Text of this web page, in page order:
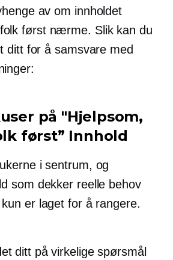
av om innholdet
folk førstnærme. Slik kan du
ditt for å samsvare med
på "Hjelpsom,
først” Innhold
i sentrum, og
som dekker reelle behov
er laget for å rangere.
ditt på virkelige spørsmål